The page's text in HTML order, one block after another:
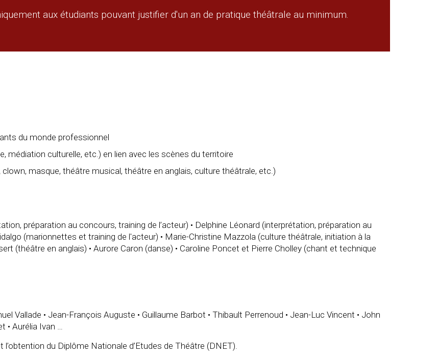
aux étudiants pouvant justifier d'un an de pratique théâtrale au minimum.
du monde professionnel
médiation culturelle, etc.) en lien avec les scènes du territoire
masque, théâtre musical, théâtre en anglais, culture théâtrale, etc.)
préparation au concours, training de l’acteur) • Delphine Léonard (interprétation, préparation au
(marionnettes et training de l'acteur) • Marie-Christine Mazzola (culture théâtrale, initiation à la
(théâtre en anglais) • Aurore Caron (danse) • Caroline Poncet et Pierre Cholley (chant et technique
Vallade • Jean-François Auguste • Guillaume Barbot • Thibault Perrenoud • Jean-Luc Vincent • John
• Aurélia Ivan …
du Diplôme Nationale d’Etudes de Théâtre (DNET).